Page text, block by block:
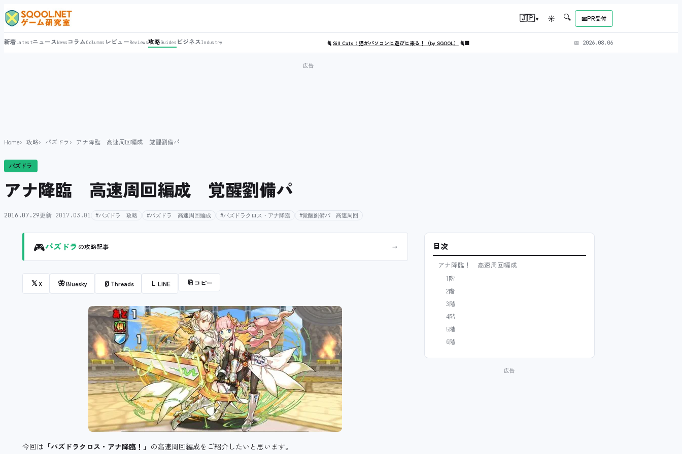
🇯🇵▾ ☀ 🔍 📧PR受付
新着LatestニュースNews コラムColumns レビューReviews攻略Guides ビジネスIndustry 🐈Sill Cats：猫がパソコンに遊びに来る！（by SQOOL） 🐈‍⬛ 📅 2026.08.06
Home 攻略 パズドラ アナ降臨 高速周回編成 覚醒劉備パ
パズドラ
アナ降臨 高速周回編成 覚醒劉備パ
2016.07.29更新 2017.03.01 #パズドラ 攻略 #パズドラ 高速周回編成 #パズドラクロス・アナ降臨 #覚醒劉備パ 高速周回
🎮パズドラ の攻略記事 →
𝕏X 🦋Bluesky @ Threads L LINE ⎘ コピー
今回は 「パズドラクロス・アナ降臨！」 の高速周回編成をご紹介したいと思います。
目次
アナ降臨！ 高速周回編成
1階
2階
3階
4階
5階
6階